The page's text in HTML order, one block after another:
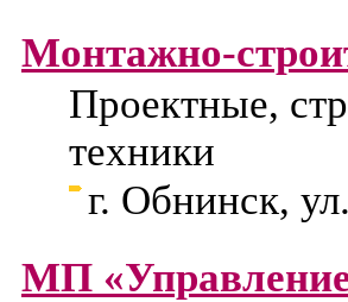
Монтажно-
Проектные,
техники
г. Обнинск,
МП «Управление